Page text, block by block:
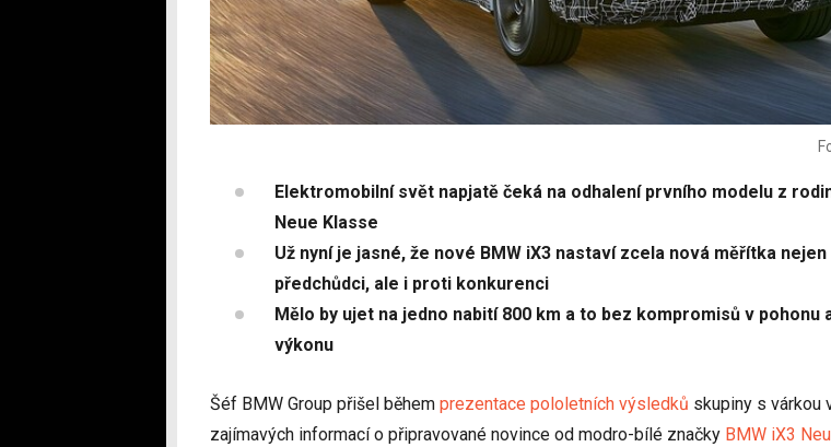
Elektromobilní svět napjatě čeká na odhalení prvního modelu z
Neue Klasse
Už nyní je jasné, že nové BMW iX3 nastaví zcela nová měřítka
předchůdci, ale i proti konkurenci
Mělo by ujet na jedno nabití 800 km a to bez kompromisů v pohonu
výkonu
Šéf BMW Group přišel během prezentace pololetních výsledků skupiny s várkou
zajímavých informací o připravované novince od modro-bílé značky BMW iX3